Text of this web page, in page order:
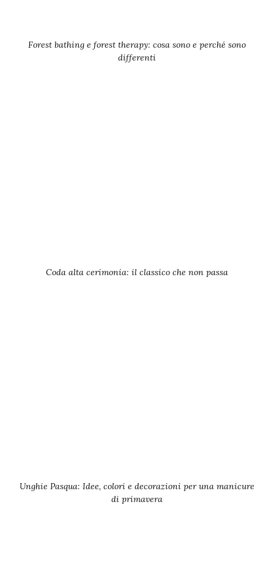
Forest bathing e forest therapy: cosa sono e perché sono
differenti
Coda alta cerimonia: il classico che non passa
Unghie Pasqua: Idee, colori e decorazioni per una manicure
di primavera